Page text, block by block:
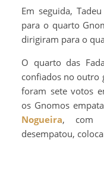
Em seguida,
para o quarto
dirigiram para o
O quarto das
confiados no outro
foram sete votos
os Gnomos
Nogueira, com
desempatou,